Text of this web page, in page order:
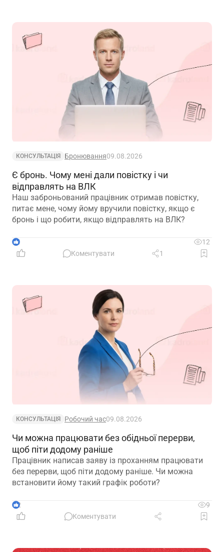
КОНСУЛЬТАЦІЯ Бронювання09.08.2026
Є бронь. Чому мені дали повістку і чи
відправлять на ВЛК
Наш заброньований працівник отримав повістку,
питає мене, чому йому вручили повістку, якщо є
бронь і що робити, якщо відправлять на ВЛК?
1
12
Коментувати
1
КОНСУЛЬТАЦІЯ Робочий час09.08.2026
Чи можна працювати без обідньої перерви,
щоб піти додому раніше
Працівник написав заяву із проханням працювати
без перерви, щоб піти додому раніше. Чи можна
встановити йому такий графік роботи?
2
9
Коментувати